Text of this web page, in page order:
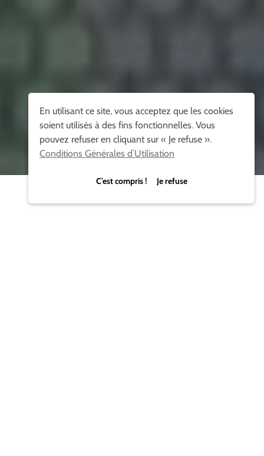
En utilisant ce site, vous acceptez que les cookies
soient utilisés à des fins fonctionnelles. Vous
pouvez refuser en cliquant sur « Je refuse ».
Conditions Générales d’Utilisation
C’est compris ! Je refuse